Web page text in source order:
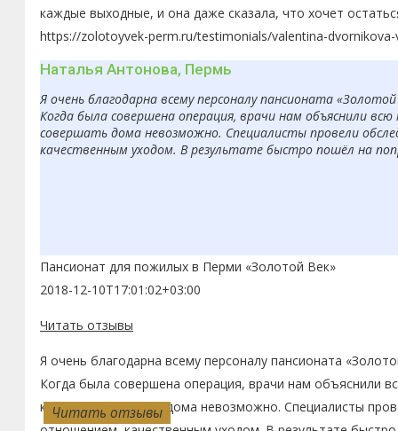
Читать отзывы
Читать отзывы
Читать отзывы
Читать отзывы
Читать отзывы
Читать отзывы
каждые выходные, и она даже сказала, что хочет
https://zolotoyvek-perm.ru/testimonials/valentina-
Наталья Антонова, Пермь
Я очень благодарна всему персоналу пансионата
Когда была совершена операция, врачи нам объяснили
совершать дома невозможно. Специалисты провели
качественным уходом. В результате быстро пошёл на
Читать отзывы
Пансионат для пожилых в Перми «Золотой Век»
2018-12-10T17:01:02+03:00
Читать отзывы
Я очень благодарна всему персоналу пансионата
Когда была совершена операция, врачи нам объяснили
которые совершать дома невозможно. Специалисты
Читать отзывы
Читать отзывы
Читать отзывы